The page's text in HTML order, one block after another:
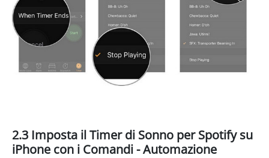
2.3 Imposta il Timer di Sonno per Spotify su
iPhone con i Comandi - Automazione